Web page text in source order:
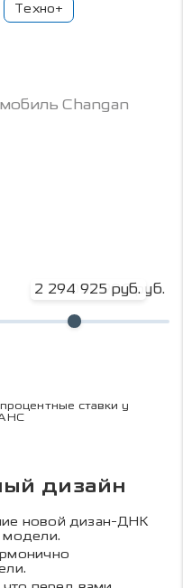
Техно+
Changan
2 294 925 руб.
3 059 900 руб.
ставки у
дизайн
новой дизан-ДНК
модели.